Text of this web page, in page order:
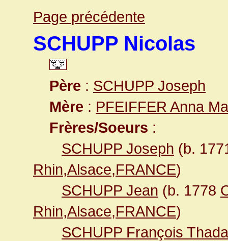
Page précédente
SCHUPP Nicolas
Père : SCHUPP Joseph
Mère : PFEIFFER Anna
Frères/Soeurs :
SCHUPP Joseph (b.
Rhin,Alsace,FRANCE)
SCHUPP Jean (b. 1778
Rhin,Alsace,FRANCE)
SCHUPP François